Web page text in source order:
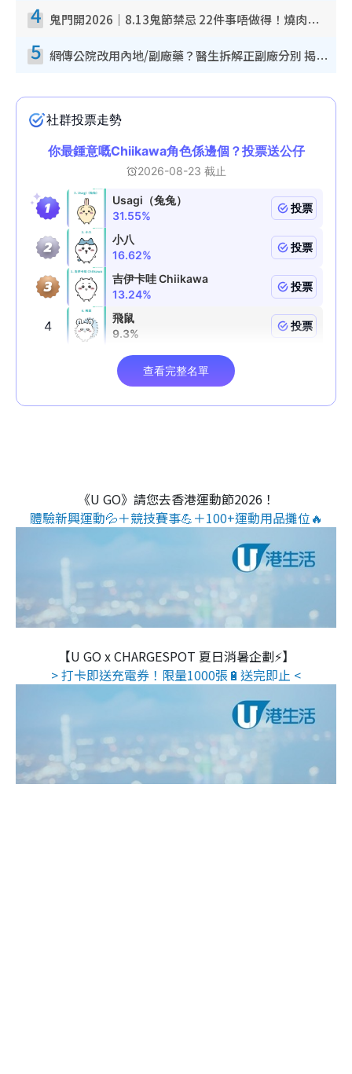
4 鬼門開2026｜8.13鬼節禁忌 22件事唔做得！燒肉、刺身要少食？半夜勿吹口哨/打呢個電話
5 網傳公院改用內地/副廠藥？醫生拆解正副廠分別 揭4類人換藥隨時出事
《U GO》請您去香港運動節2026！
體驗新興運動💦＋競技賽事💪＋100+運動用品攤位🔥
【U GO x CHARGESPOT 夏日消暑企劃⚡】
> 打卡即送充電券！限量1000張🔋送完即止 <